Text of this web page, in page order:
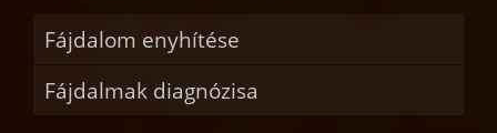
Fájdalom enyhítése
Fájdalmak diagnózisa